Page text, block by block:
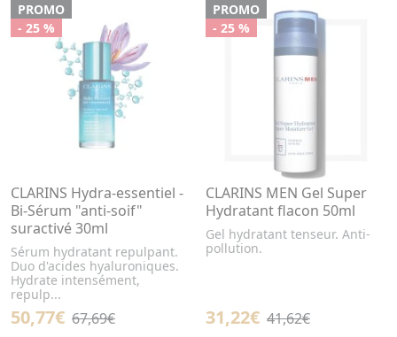
PROMO
- 25 %
CLARINS Hydra-essentiel -
Bi-Sérum "anti-soif"
suractivé 30ml
Sérum hydratant repulpant.
Duo d'acides hyaluroniques.
Hydrate intensément,
repulp...
50,77€ 67,69€
PROMO
- 25 %
CLARINS MEN Gel Super
Hydratant flacon 50ml
Gel hydratant tenseur. Anti-
pollution.
31,22€ 41,62€